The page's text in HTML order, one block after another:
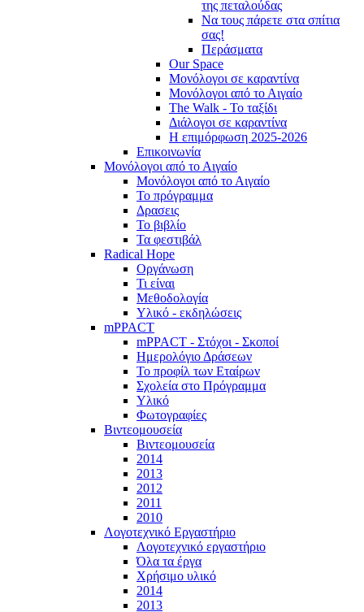
της πεταλούδας
Να τους πάρετε στα σπίτια
σας!
Περάσματα
Our Space
Μονόλογοι σε καραντίνα
Μονόλογοι από το Αιγαίο
The Walk - Το ταξίδι
Διάλογοι σε καραντίνα
Η επιμόρφωση 2025-2026
Επικοινωνία
Μονόλογοι από το Αιγαίο
Μονόλογοι από το Αιγαίο
Το πρόγραμμα
Δρασεις
Το βιβλίο
Τα φεστιβάλ
Radical Hope
Οργάνωση
Τι είναι
Μεθοδολογία
Υλικό - εκδηλώσεις
mPPACT
mPPACT - Στόχοι - Σκοποί
Ημερολόγιο Δράσεων
Το προφίλ των Εταίρων
Σχολεία στο Πρόγραμμα
Υλικό
Φωτογραφίες
Βιντεομουσεία
Βιντεομουσεία
2014
2013
2012
2011
2010
Λογοτεχνικό Εργαστήριο
Λογοτεχνικό εργαστήριο
Όλα τα έργα
Χρήσιμο υλικό
2014
2013